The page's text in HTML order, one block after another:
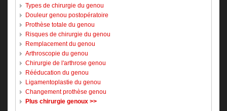
Types de chirurgie du genou
Douleur genou postopératoire
Prothèse totale du genou
Risques de chirurgie du genou
Remplacement du genou
Arthroscopie du genou
Chirurgie de l'arthrose genou
Rééducation du genou
Ligamentoplastie du genou
Changement prothèse genou
Plus chirurgie genoux >>